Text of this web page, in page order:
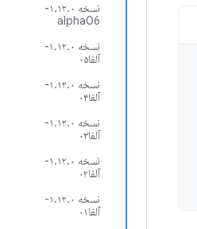
نسخه ۱.۱۲.۰-
alpha06
نسخه ۱.۱۲.۰-
آلفا۰۵
نسخه ۱.۱۲.۰-
آلفا۰۴
نسخه ۱.۱۲.۰-
آلفا۰۳
نسخه ۱.۱۲.۰-
آلفا۰۲
نسخه ۱.۱۲.۰-
آلفا۰۱